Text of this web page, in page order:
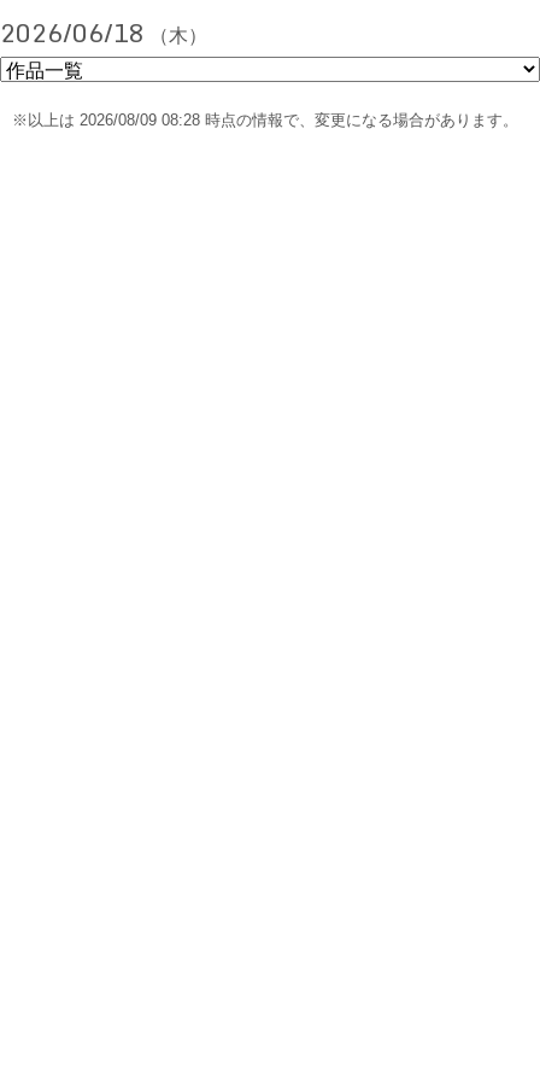
2026/06/18 （木）
※以上は 2026/08/09 08:28 時点の情報で、変更になる場合があります。